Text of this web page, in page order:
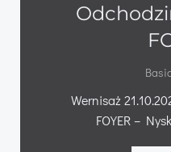
Wernisaż
FOYER –